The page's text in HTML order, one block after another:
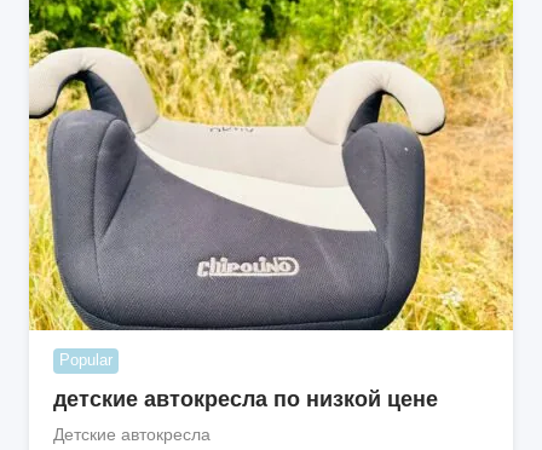
Popular
детские автокресла по низкой цене
Детские автокресла